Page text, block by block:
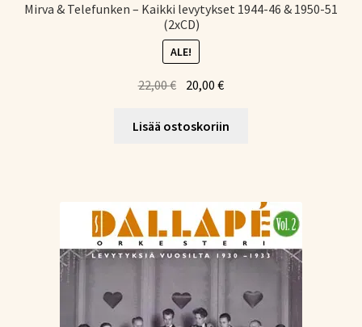
Mirva & Telefunken – Kaikki levytykset 1944-46 & 1950-51
(2xCD)
ALE!
22,00€ Alkuperäinen
oli:
20,00€Nykyinen
on:
Lisää ostoskoriin